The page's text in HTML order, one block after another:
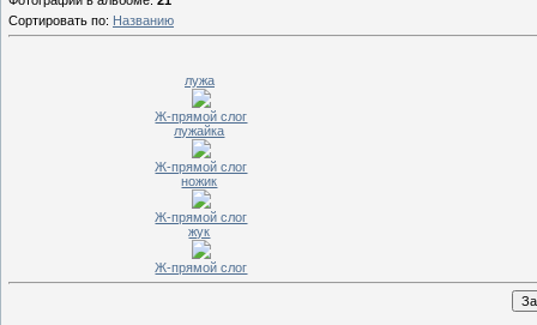
Сортировать по: Названию
лужа
Ж-прямой слог
лужайка
Ж-прямой слог
ножик
Ж-прямой слог
жук
Ж-прямой слог